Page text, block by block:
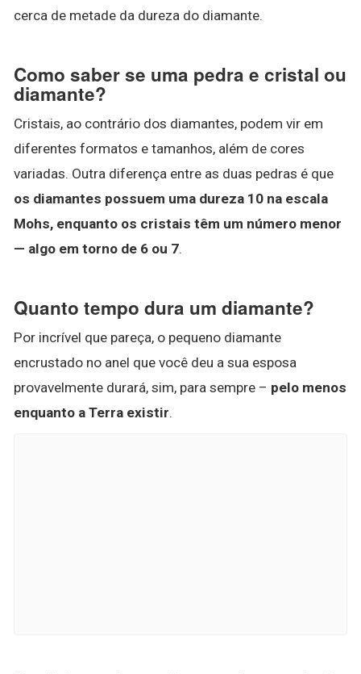
cerca de metade da dureza do diamante.
Como saber se uma pedra e cristal ou
diamante?
Cristais, ao contrário dos diamantes, podem vir em
diferentes formatos e tamanhos, além de cores
variadas. Outra diferença entre as duas pedras é que
os diamantes possuem uma dureza 10 na escala
Mohs, enquanto os cristais têm um número menor
— algo em torno de 6 ou 7.
Quanto tempo dura um diamante?
Por incrível que pareça, o pequeno diamante
encrustado no anel que você deu a sua esposa
provavelmente durará, sim, para sempre – pelo menos
enquanto a Terra existir.